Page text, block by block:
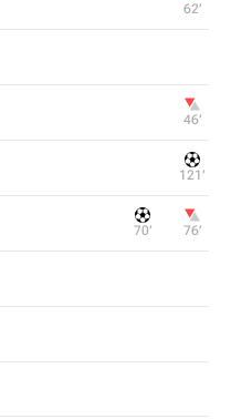
62‎’‎
46‎’‎
121‎’‎
70‎’‎ 76‎’‎